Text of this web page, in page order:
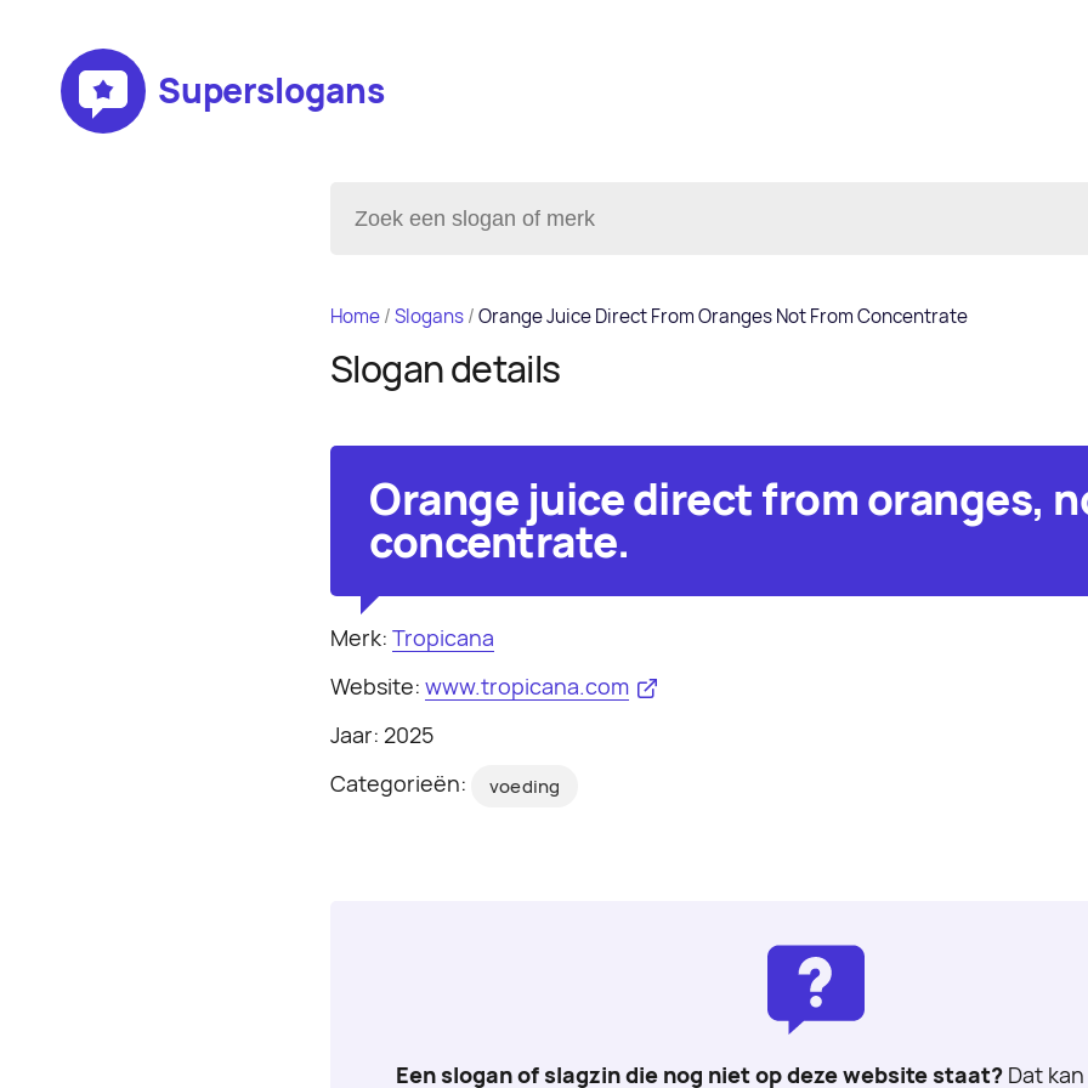
Superslogans
Home/Slogans/Orange Juice Direct From Oranges Not From Concentrate
Slogan details
Orange juice direct from oranges,
concentrate.
Merk: Tropicana
Website: www.tropicana.com
Jaar: 2025
Categorieën:
voeding
Een slogan of slagzin die nog niet op deze website staat?Dat